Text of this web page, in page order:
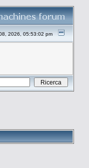
2026, 05:53:02 pm